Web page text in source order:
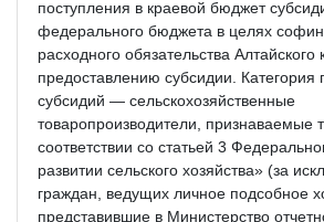
поступления в краевой бюджет
федерального бюджета в целях
расходного обязательства Алтайского
предоставлению субсидии. Категория
субсидий — сельскохозяйственные
товаропроизводители, признаваемые
соответствии со статьей 3
развитии сельского хозяйства» (за
граждан, ведущих личное подсобное
представившие в Министерство